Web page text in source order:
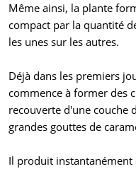
Même ainsi, la plante
compact par la quantité
les unes sur les autres.
Déjà dans les premiers
commence à former des
recouverte d'une couche
grandes gouttes de
Il produit instantanément